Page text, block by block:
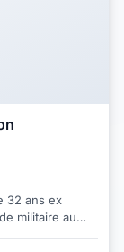
32 ans ex
militaire au